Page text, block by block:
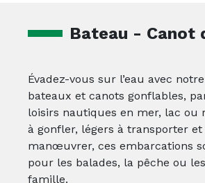
Bateau - Canot
Évadez-vous sur l’eau avec
bateaux et canots gonflables,
loisirs nautiques en mer, lac ou
à gonfler, légers à transporter
manœuvrer, ces embarcations
pour les balades, la pêche ou
famille.